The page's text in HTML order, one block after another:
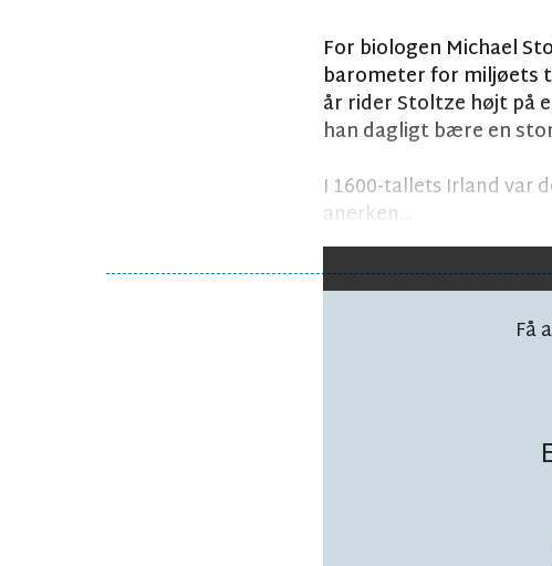
For biologen Michael
barometer for miljøets
år rider Stoltze højt på
han dagligt bære en
I 1600-tallets Irland var
anerken...
Få
Følg debatten på